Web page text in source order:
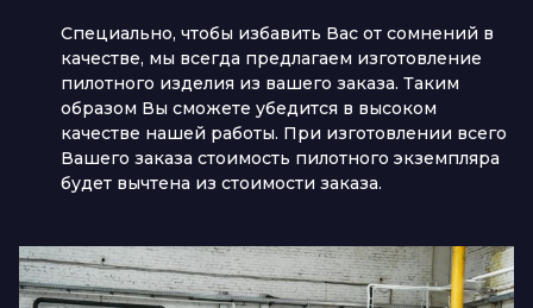
Специально, чтобы избавить Вас от сомнений в
качестве, мы всегда предлагаем изготовление
пилотного изделия из вашего заказа. Таким
образом Вы сможете убедится в высоком
качестве нашей работы. При изготовлении всего
Вашего заказа стоимость пилотного экземпляра
будет вычтена из стоимости заказа.